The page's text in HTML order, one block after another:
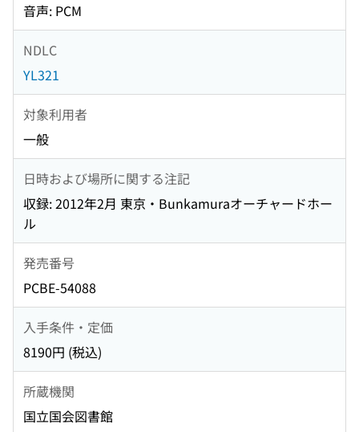
音声: PCM
NDLC
YL321
対象利用者
一般
日時および場所に関する注記
収録: 2012年2月 東京・Bunkamuraオーチャードホー
ル
発売番号
PCBE-54088
入手条件・定価
8190円 (税込)
所蔵機関
国立国会図書館